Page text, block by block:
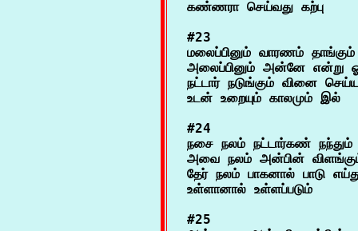
#23
மலைப்பினும் வாரணம் தாங்கும்
அலைப்பினும் அன்னே என்று
நட்டார் நடுங்கும் வினை
#24
நசை நலம் நட்டார்கண் நந்தும்
அவை நலம் அன்பின்
தேர் நலம் பாகனால் பாடு
#25